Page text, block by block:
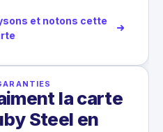
et notons cette
la carte
Steel en